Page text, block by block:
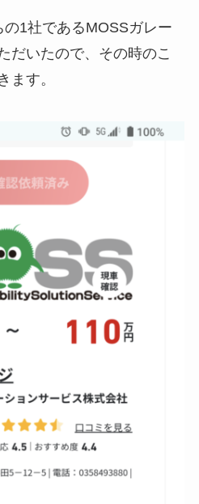
1社であるMOSSガレー
だいたので、その時のこ
ます。